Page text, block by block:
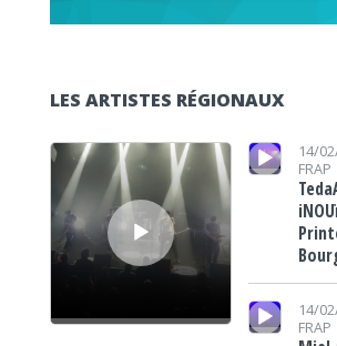
LES ARTISTES RÉGIONAUX
Lecteur audio
Lecteur audio 14/
FRAP
Lecteur audio
14/
FRAP